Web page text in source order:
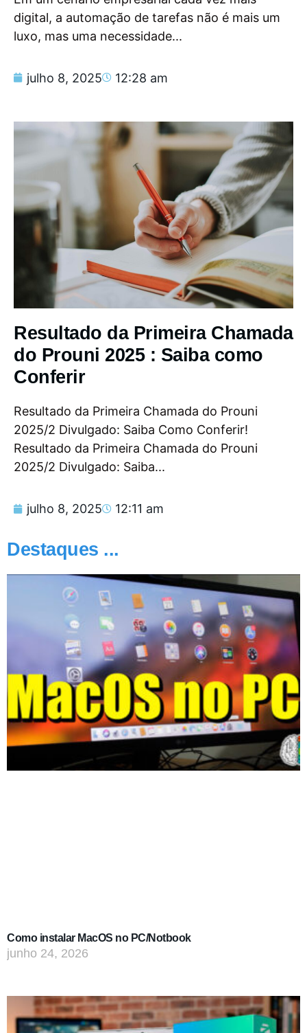
digital, a automação de tarefas não é mais um
luxo, mas uma necessidade...
julho 8, 2025 12:28 am
Resultado da Primeira Chamada
do Prouni 2025 : Saiba como
Conferir
Resultado da Primeira Chamada do Prouni
2025/2 Divulgado: Saiba Como Conferir!
Resultado da Primeira Chamada do Prouni
2025/2 Divulgado: Saiba...
julho 8, 2025 12:11 am
Destaques ...
Como instalar MacOS no PC/Notbook
junho 24, 2026